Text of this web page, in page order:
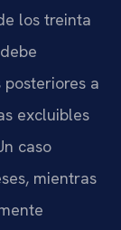
los treinta
a
excluibles
caso
mientras